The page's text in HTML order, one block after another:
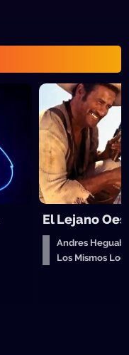
El Lejano
Andres
Los Mismos